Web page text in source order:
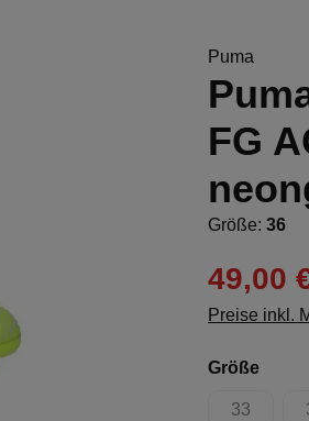
Puma
FG
Größe: 36
49,00
Preise inkl.
Größe
33